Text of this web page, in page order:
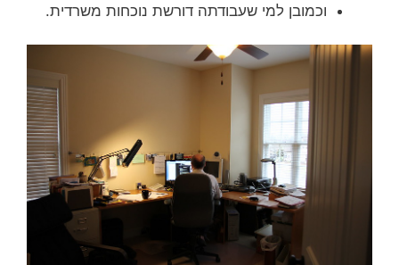
וכמובן למי שעבודתה דורשת נוכחות משרדית.